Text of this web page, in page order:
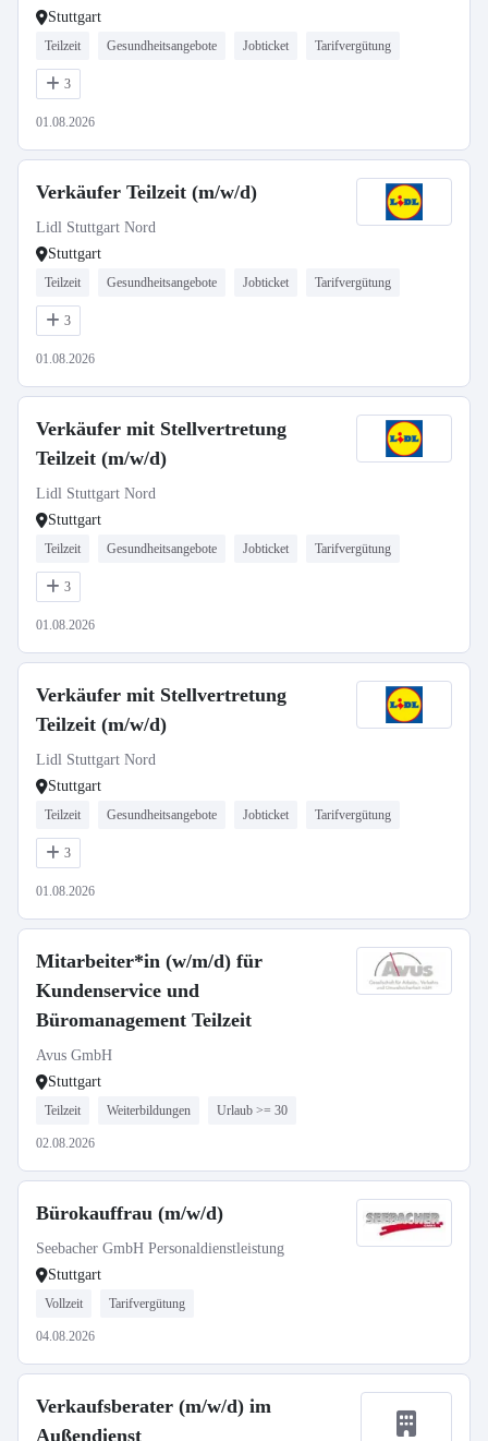
Stuttgart
Teilzeit Gesundheitsangebote Jobticket Tarifvergütung
3
01.08.2026
Verkäufer Teilzeit (m/w/d)
Lidl Stuttgart Nord
Stuttgart
Teilzeit Gesundheitsangebote Jobticket Tarifvergütung
3
01.08.2026
Verkäufer mit Stellvertretung
Teilzeit (m/w/d)
Lidl Stuttgart Nord
Stuttgart
Teilzeit Gesundheitsangebote Jobticket Tarifvergütung
3
01.08.2026
Verkäufer mit Stellvertretung
Teilzeit (m/w/d)
Lidl Stuttgart Nord
Stuttgart
Teilzeit Gesundheitsangebote Jobticket Tarifvergütung
3
01.08.2026
Mitarbeiter*in (w/m/d) für
Kundenservice und
Büromanagement Teilzeit
Avus GmbH
Stuttgart
Teilzeit Weiterbildungen Urlaub >= 30
02.08.2026
Bürokauffrau (m/w/d)
Seebacher GmbH Personaldienstleistung
Stuttgart
Vollzeit Tarifvergütung
04.08.2026
Verkaufsberater (m/w/d) im
Außendienst